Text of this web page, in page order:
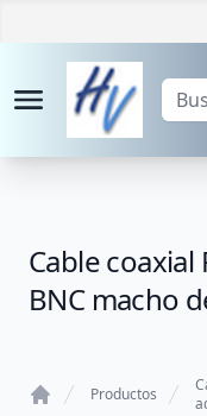
Cable coaxial
BNC macho
Productos